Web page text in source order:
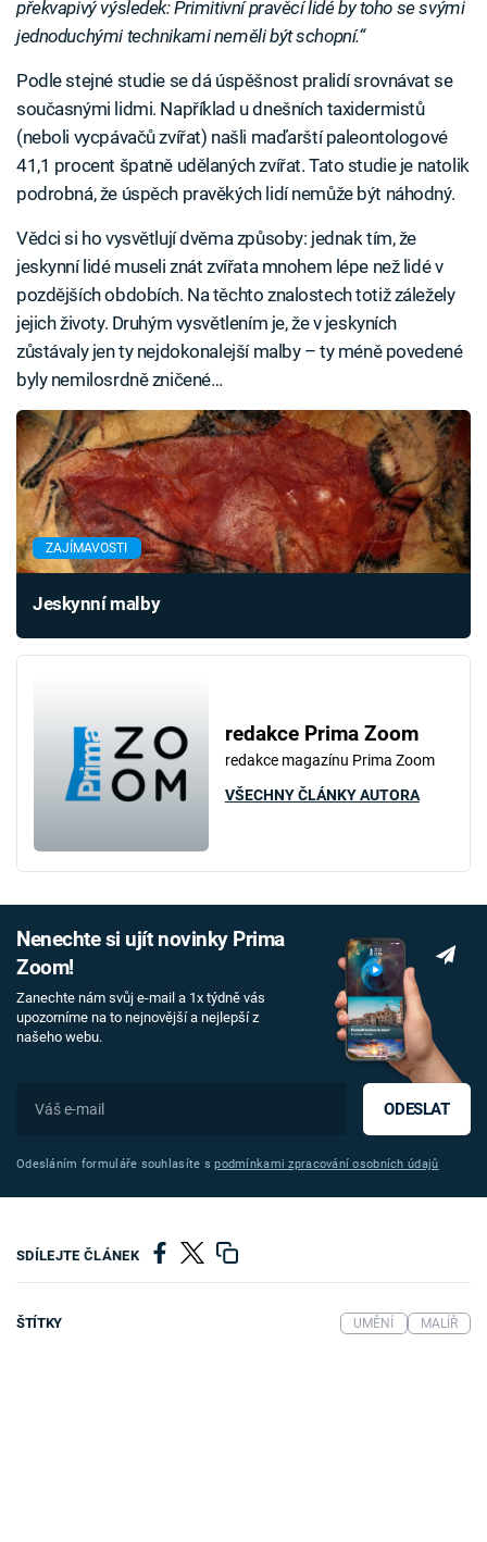
překvapivý výsledek: Primitivní pravěcí lidé by toho se svými
jednoduchými technikami neměli být schopní.“
Podle stejné studie se dá úspěšnost pralidí srovnávat se
současnými lidmi. Například u dnešních taxidermistů
(neboli vycpávačů zvířat) našli maďarští paleontologové
41,1 procent špatně udělaných zvířat. Tato studie je natolik
podrobná, že úspěch pravěkých lidí nemůže být náhodný.
Vědci si ho vysvětlují dvěma způsoby: jednak tím, že
jeskynní lidé museli znát zvířata mnohem lépe než lidé v
pozdějších obdobích. Na těchto znalostech totiž záležely
jejich životy. Druhým vysvětlením je, že v jeskyních
zůstávaly jen ty nejdokonalejší malby – ty méně povedené
byly nemilosrdně zničené…
ZAJÍMAVOSTI
Jeskynní malby
redakce Prima Zoom
redakce magazínu Prima Zoom
VŠECHNY ČLÁNKY AUTORA
Nenechte si ujít novinky Prima
Zoom!
Zanechte nám svůj e-mail a 1x týdně vás
upozorníme na to nejnovější a nejlepší z
našeho webu.
ODESLAT
Odesláním formuláře souhlasíte spodmínkami zpracování osobních údajů
SDÍLEJTE ČLÁNEK
ŠTÍTKY UMĚNÍ MALÍŘ